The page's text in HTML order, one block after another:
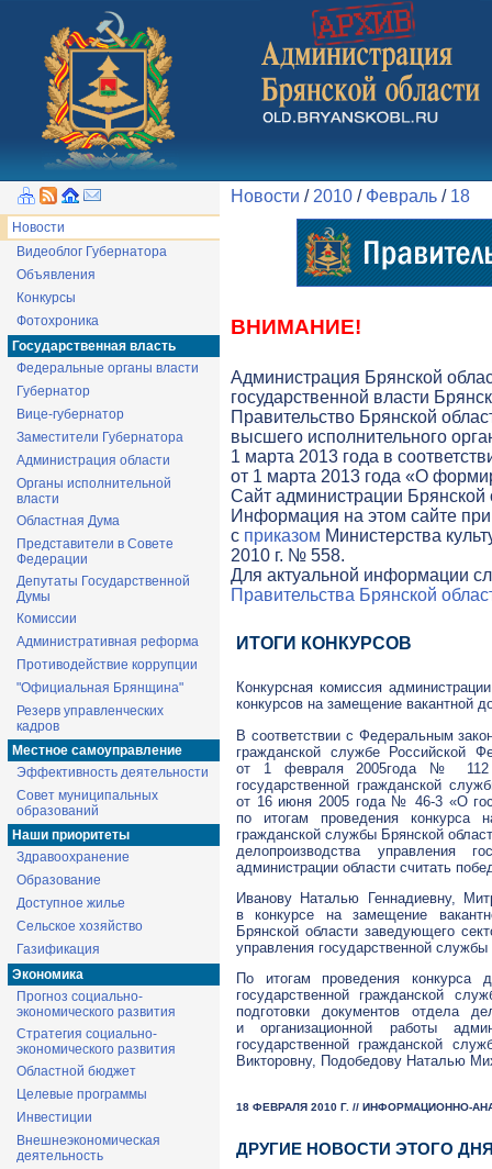
Новости
Видеоблог Губернатора
Объявления
Конкурсы
Фотохроника
Государственная власть
Федеральные органы власти
Губернатор
Вице-губернатор
Заместители Губернатора
Администрация области
Органы исполнительной
власти
Областная Дума
Представители в Совете
Федерации
Депутаты Государственной
Думы
Комиссии
Административная реформа
Противодействие коррупции
"Официальная Брянщина"
Резерв управленческих
кадров
Местное самоуправление
Эффективность деятельности
Совет муниципальных
образований
Наши приоритеты
Здравоохранение
Образование
Доступное жилье
Сельское хозяйство
Газификация
Экономика
Прогноз социально-
экономического развития
Стратегия социально-
экономического развития
Областной бюджет
Целевые программы
Инвестиции
Внешнеэкономическая
деятельность
Новости / 2010 / Февраль / 18
ВНИМАНИЕ!
Администрация Брянской
государственной власти
Правительство Брянской
высшего исполнительного
1 марта 2013 года в
от 1 марта 2013 года «О
Cайт администрации Брянской
Информация на этом сайте
с приказом Министерства
2010 г. № 558.
Для актуальной информации
Правительства Брянской
ИТОГИ КОНКУРСОВ
Конкурсная комиссия
конкурсов на замещение вакантной
В соответствии с Федеральным
гражданской службе Российской
от 1 февраля 2005года № 112
государственной гражданской
от 16 июня 2005 года № 46-3«О
по итогам проведения конкурса
гражданской службы Брянской
делопроизводства управления
администрации области считать
Иванову Наталью Геннадиевну,
в конкурсе на замещение
Брянской области заведующего
управления государственной
По итогам проведения конкурса
государственной гражданской
подготовки документов отдела
и организационной работы
государственной гражданской
Викторовну, Подобедову Наталью
18 ФЕВРАЛЯ 2010 Г. // ИНФОРМАЦИОННО-
ДРУГИЕ НОВОСТИ ЭТОГО